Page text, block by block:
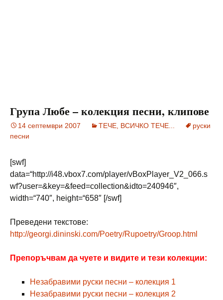
Група Любе – колекция песни, клипове
14 септември 2007 ТЕЧЕ, ВСИЧКО ТЕЧЕ...
руски
песни
[swf]
data=“http://i48.vbox7.com/player/vBoxPlayer_V2_066.s
wf?user=&key=&feed=collection&idto=240946″,
width=“740″, height=“658″ [/swf]
Преведени текстове:
http://georgi.dininski.com/Poetry/Rupoetry/Groop.html
Препоръчвам да чуете и видите и тези колекции:
Незабравими руски песни – колекция 1
Незабравими руски песни – колекция 2